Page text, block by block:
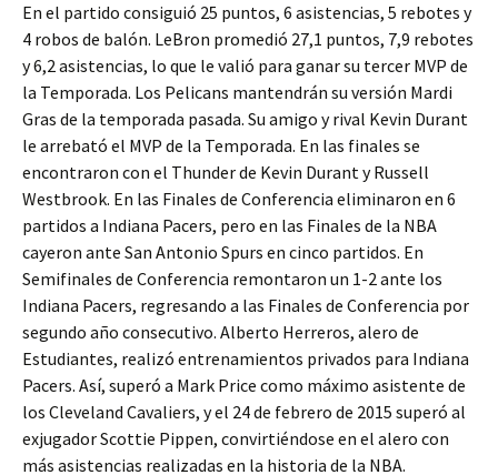
En el partido consiguió 25 puntos, 6 asistencias, 5 rebotes y
4 robos de balón. LeBron promedió 27,1 puntos, 7,9 rebotes
y 6,2 asistencias, lo que le valió para ganar su tercer MVP de
la Temporada. Los Pelicans mantendrán su versión Mardi
Gras de la temporada pasada. Su amigo y rival Kevin Durant
le arrebató el MVP de la Temporada. En las finales se
encontraron con el Thunder de Kevin Durant y Russell
Westbrook. En las Finales de Conferencia eliminaron en 6
partidos a Indiana Pacers, pero en las Finales de la NBA
cayeron ante San Antonio Spurs en cinco partidos. En
Semifinales de Conferencia remontaron un 1-2 ante los
Indiana Pacers, regresando a las Finales de Conferencia por
segundo año consecutivo. Alberto Herreros, alero de
Estudiantes, realizó entrenamientos privados para Indiana
Pacers. Así, superó a Mark Price como máximo asistente de
los Cleveland Cavaliers, y el 24 de febrero de 2015 superó al
exjugador Scottie Pippen, convirtiéndose en el alero con
más asistencias realizadas en la historia de la NBA.